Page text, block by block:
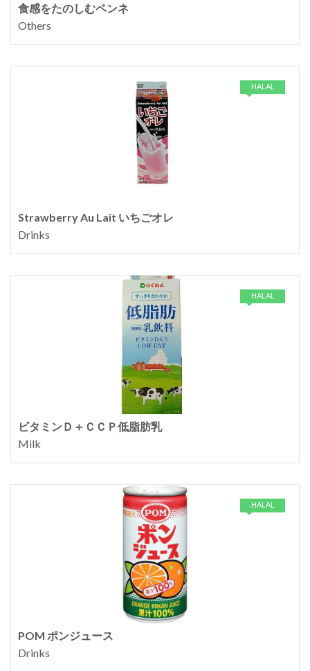
食感をたのしむペンネ
Others
HALAL
Strawberry Au Lait いちごオレ
Drinks
HALAL
ビタミンＤ＋ＣＣＰ低脂肪乳
Milk
HALAL
POM ポンジュース
Drinks